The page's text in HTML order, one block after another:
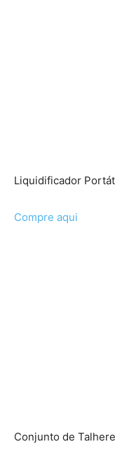
Liquidificador
Compre aqui
Conjunto de